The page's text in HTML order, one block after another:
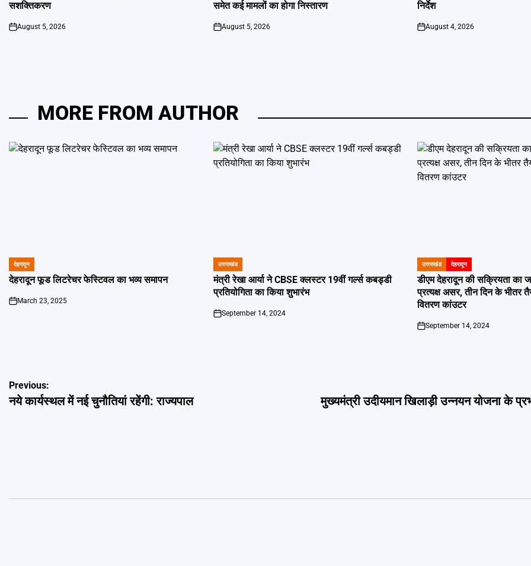
सशक्तिकरण
on
August 5, 2026
समेत कई मामलों का होगा निस्तारण
on
August 5, 2026
निर्देश
on
August 4, 2026
MORE FROM AUTHOR
POSTED
IN
देहरादून
देहरादून फूड लिटरेचर फेस्टिवल का भव्य समापन
on
March 23, 2025
POSTED
IN
उत्तराखंड
मंत्री रेखा आर्या ने CBSE क्लस्टर 19वीं गर्ल्स कबड्डी
प्रतियोगिता का किया शुभारंभ
on
September 14, 2024
POSTED
IN
उत्तराखंड देहरादून
डीएम देहरादून की सक्रियता का
प्रत्यक्ष असर, तीन दिन के भीतर
वितरण कांउटर
on
September 14, 2024
Post
navigation
Previous:
नये कार्यस्थल में नई चुनौतियां रहेंगी: राज्यपाल
मुख्यमंत्री उदीयमान खिलाड़ी उन्नयन योजना के